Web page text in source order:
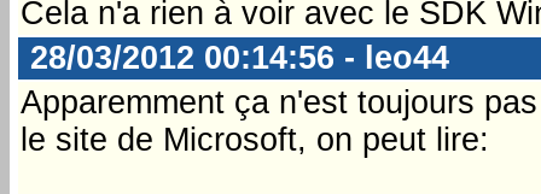
Cela n'a rien à voir avec le SDK
28/03/2012 00:14:56 - leo44
Apparemment ça n'est toujours
le site de Microsoft, on peut lire: